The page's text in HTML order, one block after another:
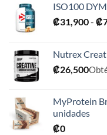
ISO100
₡31,900- ₡
Nutrex
₡26,500
MyProtein
unidades
₡0